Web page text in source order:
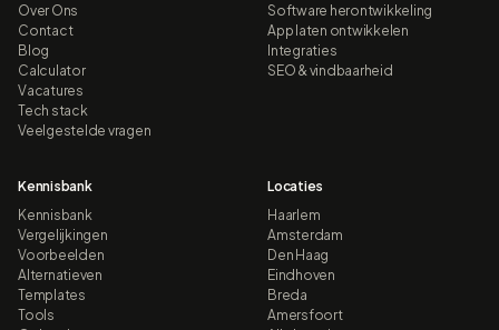
Over Ons
Contact
Blog
Calculator
Vacatures
Tech stack
Veelgestelde vragen
Software herontwikkeling
App laten ontwikkelen
Integraties
SEO & vindbaarheid
Kennisbank
Kennisbank
Vergelijkingen
Voorbeelden
Alternatieven
Templates
Tools
Locaties
Haarlem
Amsterdam
Den Haag
Eindhoven
Breda
Amersfoort